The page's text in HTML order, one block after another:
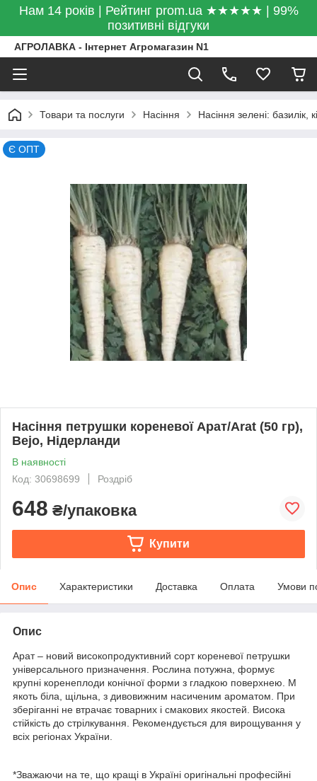
Нам 14 років | Рейтинг prom.ua ★★★★★ | 99%
позитивні відгуки
АГРОЛАВКА - Інтернет Агромагазин N1
Товари та послуги Насіння Насіння зелені:
Є ОПТ
Насіння петрушки кореневої Арат/Arat (50 гр),
Bejo, Нідерланди
В наявності
Код: 30698699
Роздріб
648 ₴/упаковка
Купити
Опис Характеристики Доставка Оплата Умови
Опис
Арат – новий високопродуктивний сорт кореневої петрушки
універсального призначення. Рослина потужна, формує
крупні коренеплоди конічної форми з гладкою поверхнею. М
якоть біла, щільна, з дивовижним насиченим ароматом. При
зберіганні не втрачає товарних і смакових якостей. Висока
стійкість до стрілкування. Рекомендується для вирощування у
всіх регіонах України.
*Зважаючи на те, що кращі в Україні оригінальні професійні